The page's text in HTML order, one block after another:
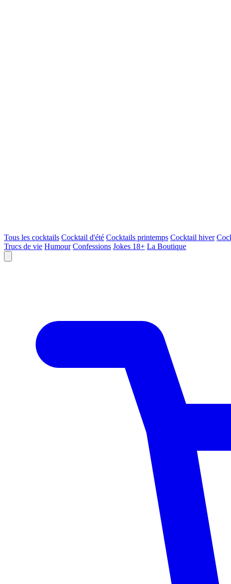
Tous les cocktails Cocktail d'été Cocktails printemps Cocktail hiver
Trucs de vie Humour Confessions Jokes 18+ La Boutique